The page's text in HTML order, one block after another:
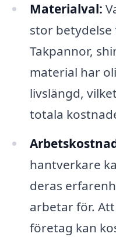
Materialval:
stor
Takpannor,
material har
livslängd,
totala
hantverkare
deras
arbetar för.
företag kan